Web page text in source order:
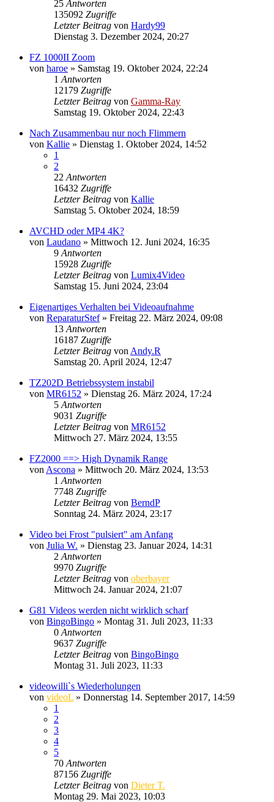
25 Antworten
135092 Zugriffe
Letzter Beitrag von Hardy99
Dienstag 3. Dezember 2024, 20:27
FZ 1000II Zoom
von haroe » Samstag 19. Oktober 2024, 22:24
1 Antworten
12179 Zugriffe
Letzter Beitrag von Gamma-Ray
Samstag 19. Oktober 2024, 22:43
Nach Zusammenbau nur noch Flimmern
von Kallie » Dienstag 1. Oktober 2024, 14:52
1
2
22 Antworten
16432 Zugriffe
Letzter Beitrag von Kallie
Samstag 5. Oktober 2024, 18:59
AVCHD oder MP4 4K?
von Laudano » Mittwoch 12. Juni 2024, 16:35
9 Antworten
15928 Zugriffe
Letzter Beitrag von Lumix4Video
Samstag 15. Juni 2024, 23:04
Eigenartiges Verhalten bei Videoaufnahme
von ReparaturStef» Freitag 22. März 2024, 09:08
13 Antworten
16187 Zugriffe
Letzter Beitrag von Andy.R
Samstag 20. April 2024, 12:47
TZ202D Betriebssystem instabil
von MR6152 » Dienstag 26. März 2024, 17:24
5 Antworten
9031 Zugriffe
Letzter Beitrag von MR6152
Mittwoch 27. März 2024, 13:55
FZ2000 ==> High Dynamik Range
von Ascona » Mittwoch 20. März 2024, 13:53
1 Antworten
7748 Zugriffe
Letzter Beitrag von BerndP
Sonntag 24. März 2024, 23:17
Video bei Frost "pulsiert" am Anfang
von Julia W. » Dienstag 23. Januar 2024, 14:31
2 Antworten
9970 Zugriffe
Letzter Beitrag von oberbayer
Mittwoch 24. Januar 2024, 21:07
G81 Videos werden nicht wirklich scharf
von BingoBingo » Montag 31. Juli 2023, 11:33
0 Antworten
9637 Zugriffe
Letzter Beitrag von BingoBingo
Montag 31. Juli 2023, 11:33
videowilli`s Wiederholungen
von videoL » Donnerstag 14. September 2017, 14:59
1
2
3
4
5
70 Antworten
87156 Zugriffe
Letzter Beitrag von Dieter T.
Montag 29. Mai 2023, 10:03